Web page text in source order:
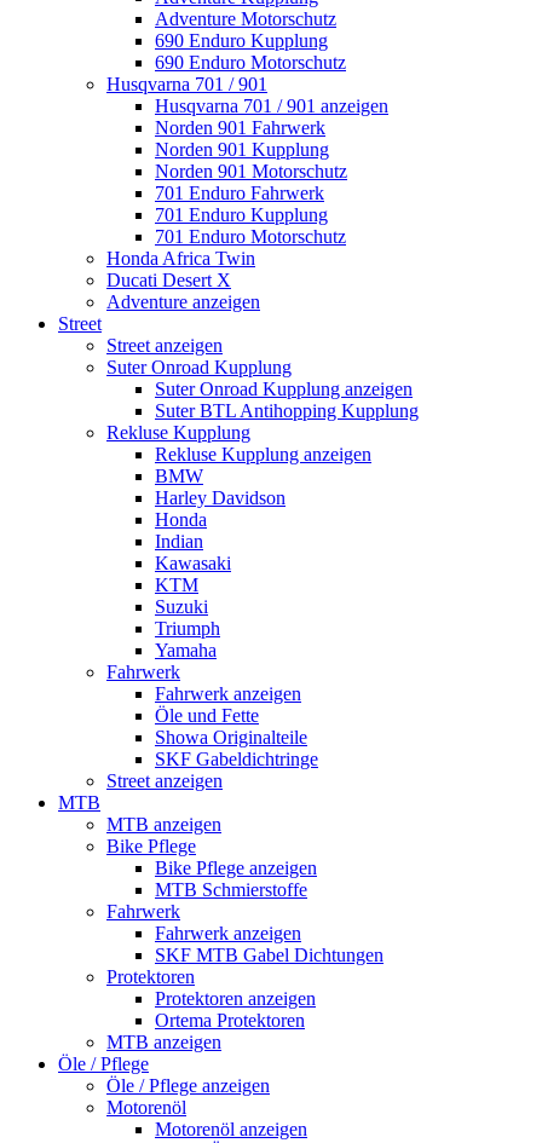
Adventure Motorschutz
690 Enduro Kupplung
690 Enduro Motorschutz
Husqvarna 701 / 901
Husqvarna 701 / 901 anzeigen
Norden 901 Fahrwerk
Norden 901 Kupplung
Norden 901 Motorschutz
701 Enduro Fahrwerk
701 Enduro Kupplung
701 Enduro Motorschutz
Honda Africa Twin
Ducati Desert X
Adventure anzeigen
Street
Street anzeigen
Suter Onroad Kupplung
Suter Onroad Kupplung anzeigen
Suter BTL Antihopping Kupplung
Rekluse Kupplung
Rekluse Kupplung anzeigen
BMW
Harley Davidson
Honda
Indian
Kawasaki
KTM
Suzuki
Triumph
Yamaha
Fahrwerk
Fahrwerk anzeigen
Öle und Fette
Showa Originalteile
SKF Gabeldichtringe
Street anzeigen
MTB
MTB anzeigen
Bike Pflege
Bike Pflege anzeigen
MTB Schmierstoffe
Fahrwerk
Fahrwerk anzeigen
SKF MTB Gabel Dichtungen
Protektoren
Protektoren anzeigen
Ortema Protektoren
MTB anzeigen
Öle / Pflege
Öle / Pflege anzeigen
Motorenöl
Motorenöl anzeigen